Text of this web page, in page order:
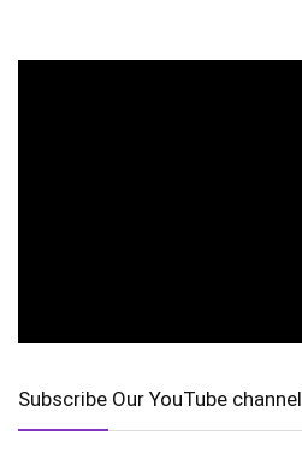
Subscribe Our YouTube channel